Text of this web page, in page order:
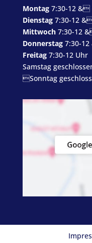
Montag7:30-12 &
Dienstag7:30-12
Mittwoch7:30-12
Donnerstag7:30-12
Freitag7:30-12 Uhr
Samstag
Sonntag